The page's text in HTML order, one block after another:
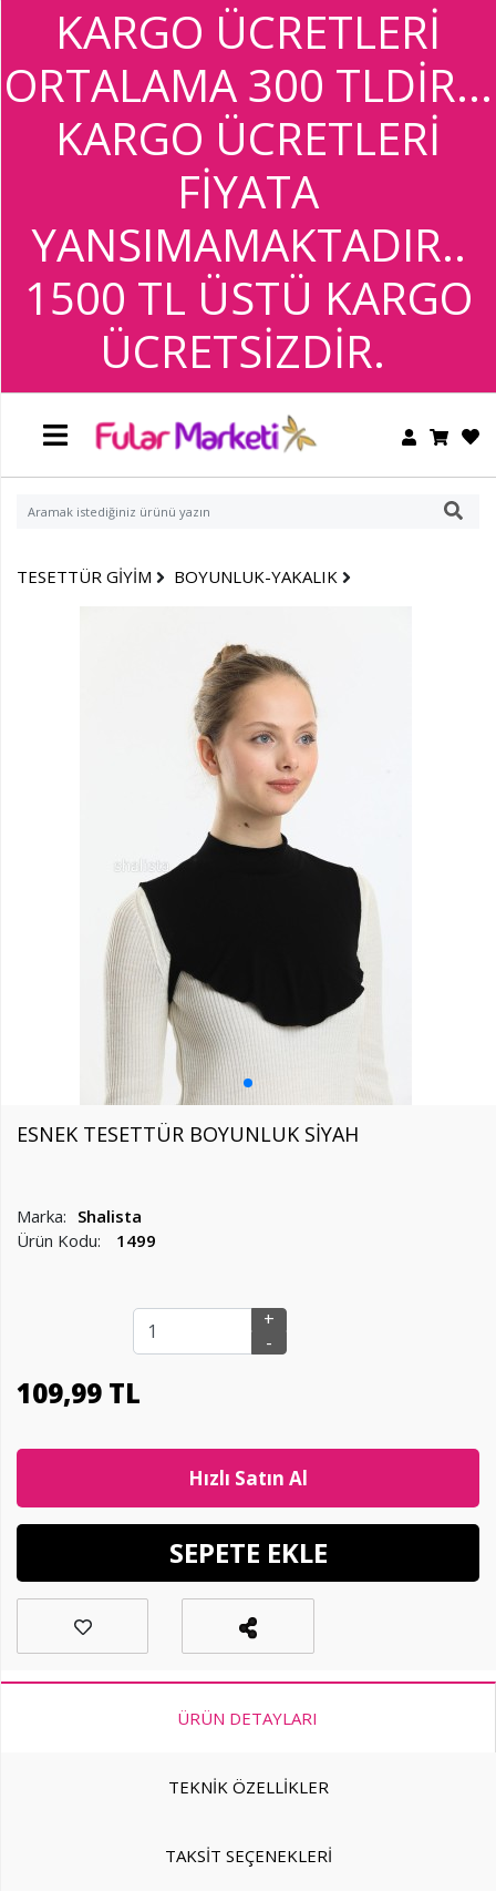
KARGO ÜCRETLERİ
ORTALAMA 300 TLDİR...
KARGO ÜCRETLERİ
FİYATA
YANSIMAMAKTADIR..
1500 TL ÜSTÜ KARGO
ÜCRETSİZDİR.
BANDANA
TESETTÜR
GİYİM
TESETTÜR GİYİM BOYUNLUK-YAKALIK
ESNEK TESETTÜR BOYUNLUK SİYAH
Marka: Shalista
Ürün Kodu:
1499
+
-
109,99 TL
Hızlı Satın Al
SEPETE EKLE
ÜRÜN DETAYLARI
TEKNİK ÖZELLİKLER
TAKSİT SEÇENEKLERİ